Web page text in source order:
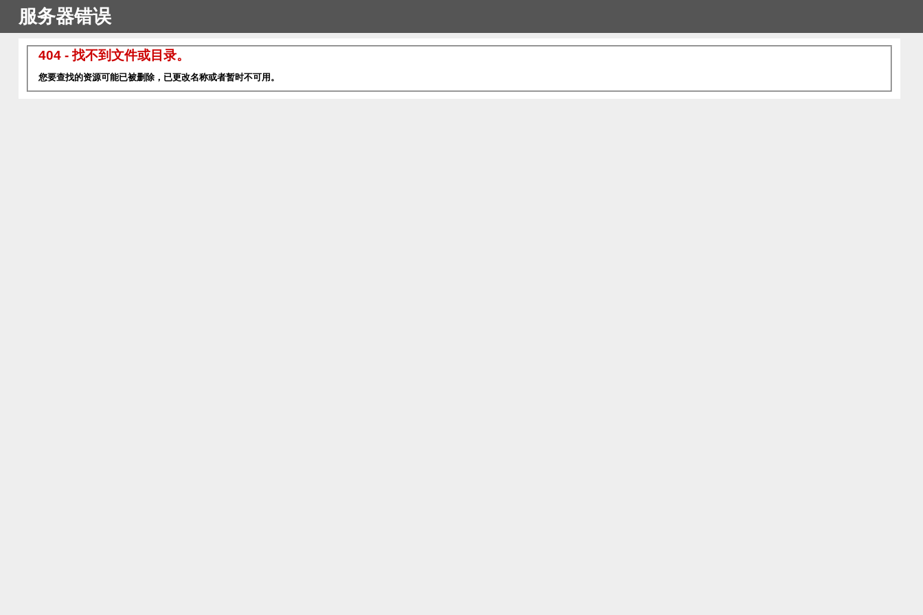
服务器错误
404 - 找不到文件或目录。
您要查找的资源可能已被删除，已更改名称或者暂时不可用。